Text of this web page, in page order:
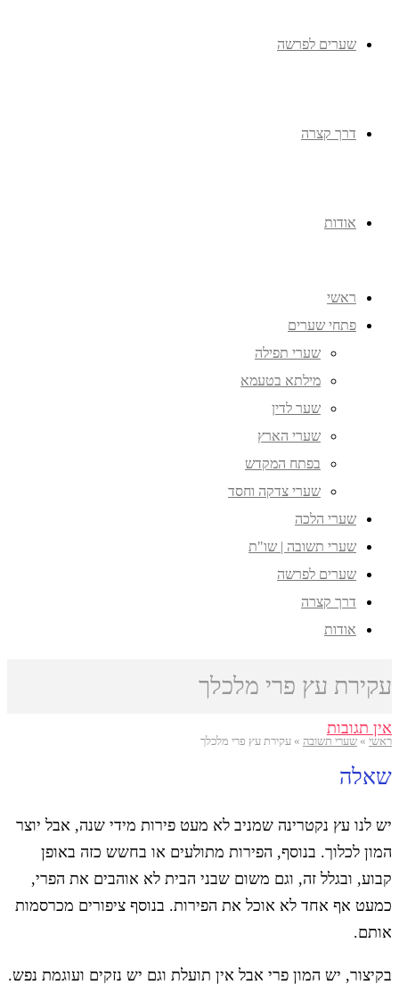
שערים לפרשה
דרך קצרה
אודות
ראשי
פתחי שערים
שערי תפילה
מילתא בטעמא
שער לדין
שערי הארץ
בפתח המקדש
שערי צדקה וחסד
שערי הלכה
שערי תשובה | שו"ת
שערים לפרשה
דרך קצרה
אודות
עקירת עץ פרי מלכלך
ראשי » שערי תשובה » עקירת עץ פרי מלכלך
אין תגובות
שאלה
יש לנו עץ נקטרינה שמניב לא מעט פירות מידי שנה, אבל יוצר
המון לכלוך. בנוסף, הפירות מתולעים או בחשש כזה באופן
קבוע, ובגלל זה, וגם משום שבני הבית לא אוהבים את הפרי,
כמעט אף אחד לא אוכל את הפירות. בנוסף ציפורים מכרסמות
אותם.
בקיצור, יש המון פרי אבל אין תועלת וגם יש נזקים ועוגמת נפש.